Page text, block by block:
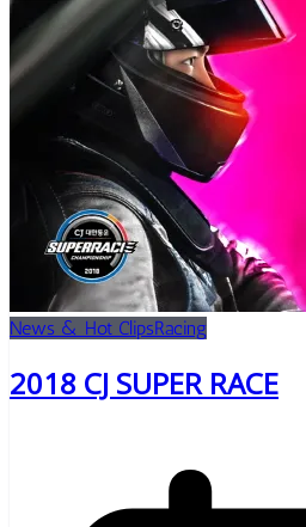
News & Hot ClipsRacing
2018 CJ SUPER RACE